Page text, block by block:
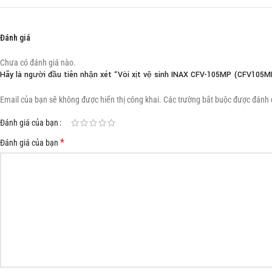
Đánh giá
Chưa có đánh giá nào.
Hãy là người đầu tiên nhận xét “Vòi xịt vệ sinh INAX CFV-105MP
Email của bạn sẽ không được hiển thị công khai. Các trường bắt buộc được đánh
Đánh giá của bạn
Đánh giá của bạn *